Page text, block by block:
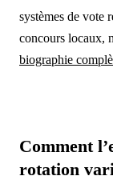
systèmes de vote
concours locaux,
biographie
Comment
rotation